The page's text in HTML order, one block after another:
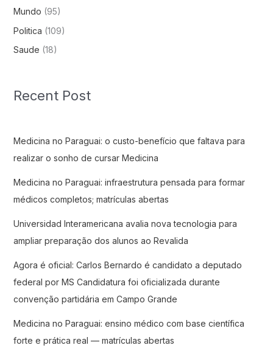
Mundo (95)
Politica (109)
Saude (18)
Recent Post
Medicina no Paraguai: o custo-benefício que faltava para
realizar o sonho de cursar Medicina
Medicina no Paraguai: infraestrutura pensada para formar
médicos completos; matrículas abertas
Universidad Interamericana avalia nova tecnologia para
ampliar preparação dos alunos ao Revalida
Agora é oficial: Carlos Bernardo é candidato a deputado
federal por MS Candidatura foi oficializada durante
convenção partidária em Campo Grande
Medicina no Paraguai: ensino médico com base científica
forte e prática real — matrículas abertas